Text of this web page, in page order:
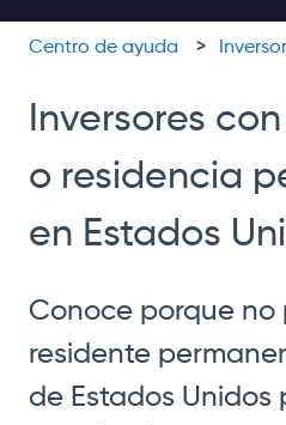
Centro de ayuda
Inversores
o residencia
en Estados
Conoce porque no
residente
de Estados Unidos